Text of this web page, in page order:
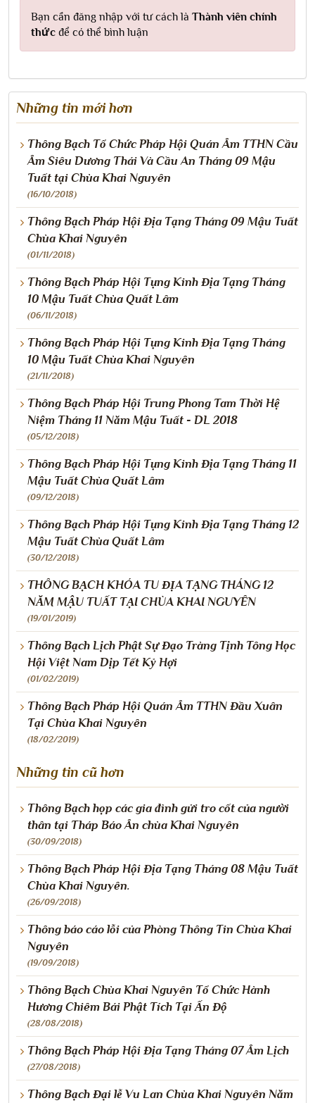
Bạn cần đăng nhập với tư cách là Thành viên chính
thức để có thể bình luận
Những tin mới hơn
Thông Bạch Tổ Chức Pháp Hội Quán Âm TTHN Cầu
Âm Siêu Dương Thái Và Cầu An Tháng 09 Mậu
Tuất tại Chùa Khai Nguyên
(16/10/2018)
Thông Bạch Pháp Hội Địa Tạng Tháng 09 Mậu Tuất
Chùa Khai Nguyên
(01/11/2018)
Thông Bạch Pháp Hội Tụng Kinh Địa Tạng Tháng
10 Mậu Tuất Chùa Quất Lâm
(06/11/2018)
Thông Bạch Pháp Hội Tụng Kinh Địa Tạng Tháng
10 Mậu Tuất Chùa Khai Nguyên
(21/11/2018)
Thông Bạch Pháp Hội Trung Phong Tam Thời Hệ
Niệm Tháng 11 Năm Mậu Tuất - DL 2018
(05/12/2018)
Thông Bạch Pháp Hội Tụng Kinh Địa Tạng Tháng 11
Mậu Tuất Chùa Quất Lâm
(09/12/2018)
Thông Bạch Pháp Hội Tụng Kinh Địa Tạng Tháng 12
Mậu Tuất Chùa Quất Lâm
(30/12/2018)
THÔNG BẠCH KHÓA TU ĐỊA TẠNG THÁNG 12
NĂM MẬU TUẤT TẠI CHÙA KHAI NGUYÊN
(19/01/2019)
Thông Bạch Lịch Phật Sự Đạo Tràng Tịnh Tông Học
Hội Việt Nam Dịp Tết Kỷ Hợi
(01/02/2019)
Thông Bạch Pháp Hội Quán Âm TTHN Đầu Xuân
Tại Chùa Khai Nguyên
(18/02/2019)
Những tin cũ hơn
Thông Bạch họp các gia đình gửi tro cốt của người
thân tại Tháp Báo Ân chùa Khai Nguyên
(30/09/2018)
Thông Bạch Pháp Hội Địa Tạng Tháng 08 Mậu Tuất
Chùa Khai Nguyên.
(26/09/2018)
Thông báo cáo lỗi của Phòng Thông Tin Chùa Khai
Nguyên
(19/09/2018)
Thông Bạch Chùa Khai Nguyên Tổ Chức Hành
Hương Chiêm Bái Phật Tích Tại Ấn Độ
(28/08/2018)
Thông Bạch Pháp Hội Địa Tạng Tháng 07 Âm Lịch
(27/08/2018)
Thông Bạch Đại lễ Vu Lan Chùa Khai Nguyên Năm